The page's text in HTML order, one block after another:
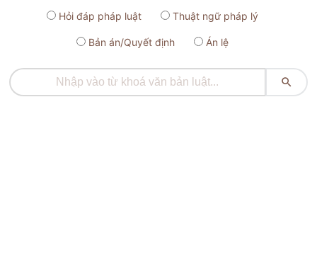
Hỏi đáp pháp luật Thuật ngữ pháp lý
Bản án/Quyết định Án lệ
